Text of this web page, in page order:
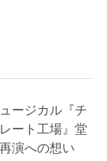
ージカル『チ
ート工場』堂
演への想い